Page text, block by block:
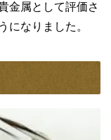
金属として評価さ
になりました。